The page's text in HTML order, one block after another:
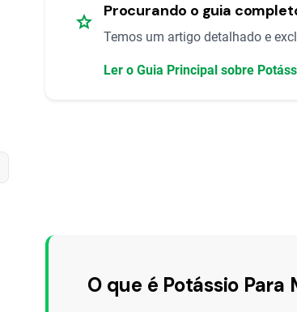
star Procurando o guia
Temos um artigo detalhado e
Ler o Guia Principal sobre
O que é Potássio Para